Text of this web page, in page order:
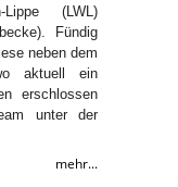
Lippe (LWL)
Fündig
neben dem
aktuell ein
erschlossen
unter der
mehr...